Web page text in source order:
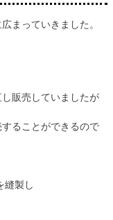
まっていきました。
販売していましたが
ることができるので
縫製し